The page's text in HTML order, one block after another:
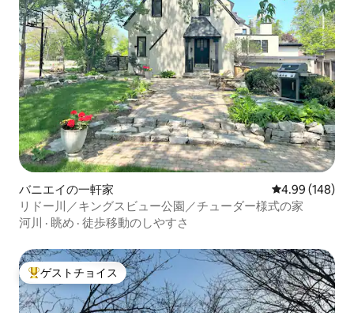
バニエイの一軒家 レビュー148
4.99 (148)
リドー川／キングスビュー公園／チューダー様式の家
河川 · 眺め · 徒歩移動のしやすさ
大好評のゲストチョイスです。
ゲストチョイス